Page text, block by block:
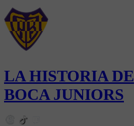
LA HISTORIA DE
BOCA JUNIORS